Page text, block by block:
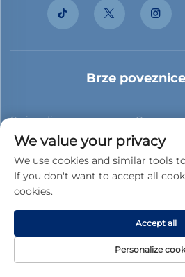
Brze poveznice
Proizvodi O nama
Slučajevi kupaca Novice
Kontaktiraj nas Blog
We value your privacy
We use cookies and similar tools
If you don't want to accept all
cookies.
Personalize
Accept all